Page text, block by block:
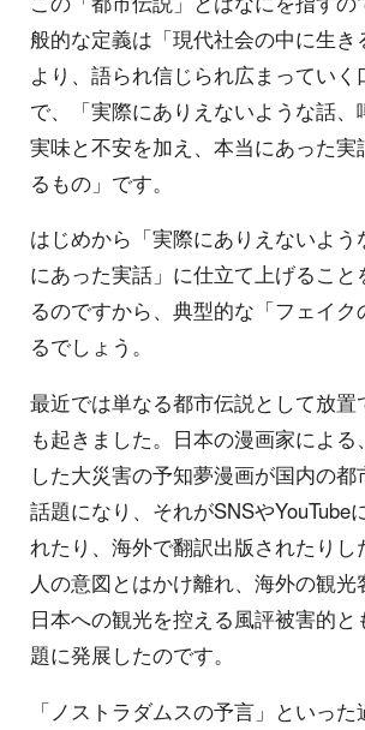
般的な定義は「現代社会の中に生き
より、語られ信じられ広まっていく
で、「実際にありえないような話
実味と不安を加え、本当にあった実
るもの」です。
はじめから「実際にありえないよう
にあった実話」に仕立て上げること
るのですから、典型的な「フェイク
るでしょう。
最近では単なる都市伝説として放置
も起きました。日本の漫画家による
した大災害の予知夢漫画が国内の
話題になり、それがSNSやYouTube
れたり、海外で翻訳出版されたりし
人の意図とはかけ離れ、海外の観光
日本への観光を控える風評被害的と
題に発展したのです。
「ノストラダムスの予言」といっ